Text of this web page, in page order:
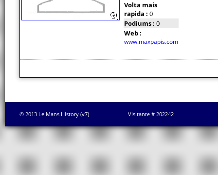
Volta mais
rapida : 0
Podiums : 0
Web :
www.maxpapis.com
© 2013 Le Mans History (v7) Visitante # 202242